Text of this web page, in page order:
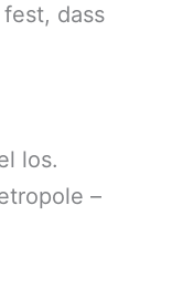
dass
los.
–